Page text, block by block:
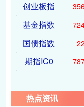
创业板指
基金指数
国债指数
期指IC0
热点资讯